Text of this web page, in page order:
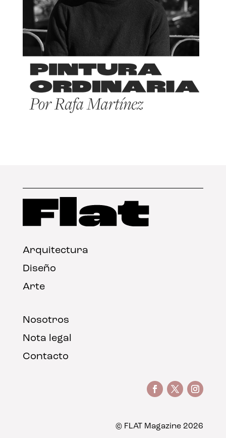
Arquitectura
Diseño
Arte
Nosotros
Nota legal
Contacto
© FLAT Magazine 2026